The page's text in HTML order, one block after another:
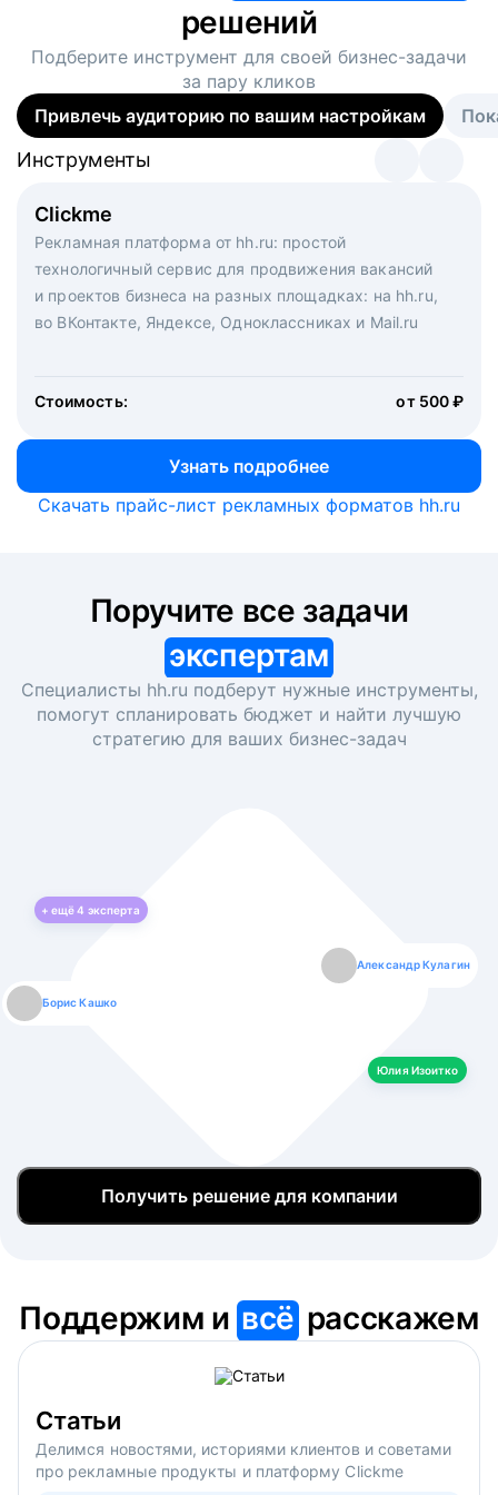
решений
Подберите инструмент для своей бизнес-задачи
за пару кликов
Привлечь аудиторию по вашим настройкам
Clickme
Рекламная платформа от hh.ru: простой
технологичный сервис для продвижения вакансий
и проектов бизнеса на разных площадках: на hh.ru,
во ВКонтакте, Яндексе, Одноклассниках и Mail.ru
Стоимость: от 500 ₽
Узнать подробнее
Инструменты
Вакансия дня
Рекламный формат для вакансий на главной странице
hh.ru. Увеличивает количество откликов
Инструменты
Массовый подбор под ключ. Решите, сколько
кандидатов и когда вам нужно, и за дело возьмутся
маркетологи, рекрутеры и проектные менеджеры
hh.ru с целым набором digital-инструментов
Инструменты
Скачать прайс-лист рекламных форматов hh.ru
экспертам
Специалисты hh.ru подберут нужные инструменты,
помогут спланировать бюджет и найти лучшую
стратегию для ваших бизнес-задач
+ ещё4 эксперта
Борис Кашко
Александр Кулагин
Юлия Изоитко
Юлия Изоитко
Даниил Макаров
Александр Кулагин
Екатерина Лазаренко
Даниил Макаров
Борис Кашко
Екатерина Лазаренко
Юлия Изоитко
Получить решение для компании
Поддержим ивсё расскажем
Статьи
Делимся новостями, историями клиентов и советами
про рекламные продукты и платформу Clickme